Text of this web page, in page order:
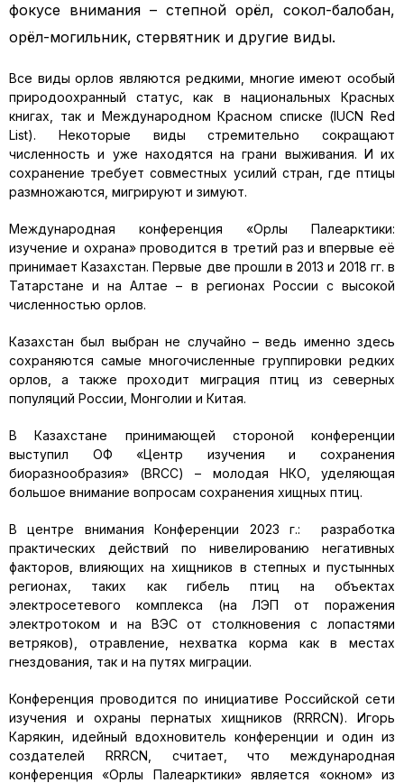
фокусе внимания – степной орёл, сокол-балобан,
орёл-могильник, стервятник и другие виды.
Все виды орлов являются редкими, многие имеют особый
природоохранный статус, как в национальных Красных
книгах, так и Международном Красном списке (IUCN Red
List). Некоторые виды стремительно сокращают
численность и уже находятся на грани выживания. И их
сохранение требует совместных усилий стран, где птицы
размножаются, мигрируют и зимуют.
Международная конференция «Орлы Палеарктики:
изучение и охрана» проводится в третий раз и впервые её
принимает Казахстан. Первые две прошли в 2013 и 2018 гг. в
Татарстане и на Алтае – в регионах России с высокой
численностью орлов.
Казахстан был выбран не случайно – ведь именно здесь
сохраняются самые многочисленные группировки редких
орлов, а также проходит миграция птиц из северных
популяций России, Монголии и Китая.
В Казахстане принимающей стороной конференции
выступил ОФ «Центр изучения и сохранения
биоразнообразия» (BRCC) – молодая НКО, уделяющая
большое внимание вопросам сохранения хищных птиц.
В центре внимания Конференции 2023 г.: разработка
практических действий по нивелированию негативных
факторов, влияющих на хищников в степных и пустынных
регионах, таких как гибель птиц на объектах
электросетевого комплекса (на ЛЭП от поражения
электротоком и на ВЭС от столкновения с лопастями
ветряков), отравление, нехватка корма как в местах
гнездования, так и на путях миграции.
Конференция проводится по инициативе Российской сети
изучения и охраны пернатых хищников (RRRCN). Игорь
Карякин, идейный вдохновитель конференции и один из
создателей RRRCN, считает, что международная
конференция «Орлы Палеарктики» является «окном» из